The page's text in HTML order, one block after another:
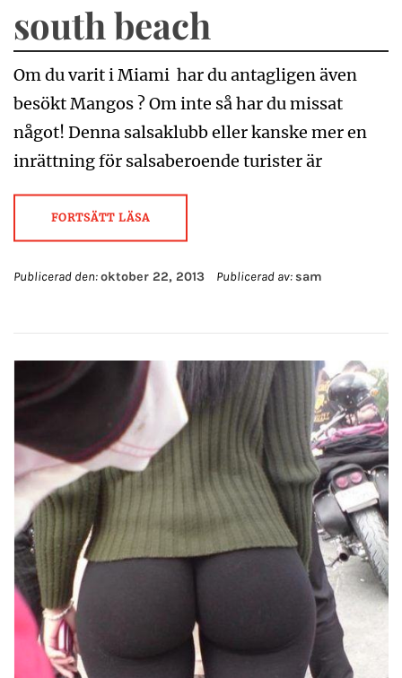
south beach
Om du varit i Miami har du antagligen även
besökt Mangos ? Om inte så har du missat
något! Denna salsaklubb eller kanske mer en
inrättning för salsaberoende turister är
FORTSÄTT LÄSA
Publicerad den:oktober 22, 2013 Publicerad av:sam